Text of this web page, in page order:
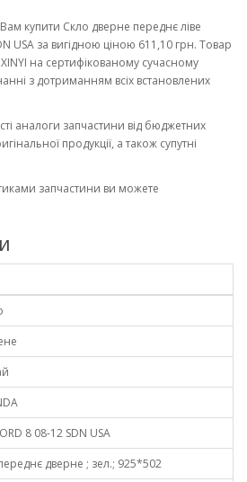
купити Скло дверне переднє ліве
USA за вигідною ціною 611,10 грн. Товар
на сертифікованому сучасному
з дотриманням всіх встановлених
аналоги запчастини від бюджетних
продукції, а також супутні
запчастини ви можете
8 08-12 SDN USA
дверне ; зел.; 925*502